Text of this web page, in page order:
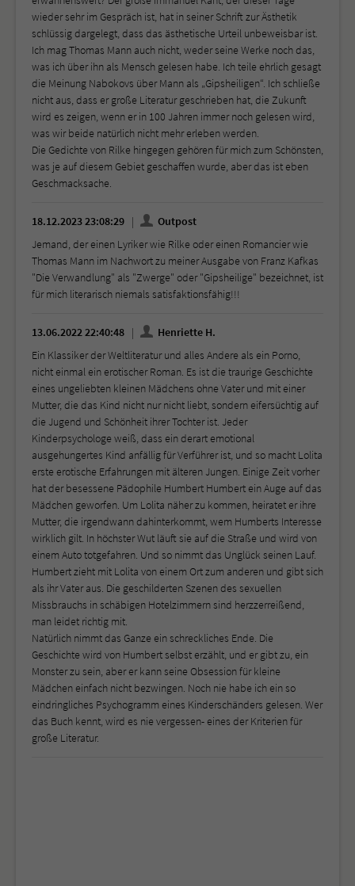
wieder sehr im Gespräch ist, hat in seiner Schrift zur Ästhetik
schlüssig dargelegt, dass das ästhetische Urteil unbeweisbar ist.
Ich mag Thomas Mann auch nicht, weder seine Werke noch das,
was ich über ihn als Mensch gelesen habe. Ich teile ehrlich gesagt
die Meinung Nabokovs über Mann als „Gipsheiligen“. Ich schließe
nicht aus, dass er große Literatur geschrieben hat, die Zukunft
wird es zeigen, wenn er in 100 Jahren immer noch gelesen wird,
was wir beide natürlich nicht mehr erleben werden.
Die Gedichte von Rilke hingegen gehören für mich zum Schönsten,
was je auf diesem Gebiet geschaffen wurde, aber das ist eben
Geschmacksache.
18.12.2023 23:08:29
Outpost
Jemand, der einen Lyriker wie Rilke oder einen Romancier wie
Thomas Mann im Nachwort zu meiner Ausgabe von Franz Kafkas
"Die Verwandlung" als "Zwerge" oder "Gipsheilige" bezeichnet, ist
für mich literarisch niemals satisfaktionsfähig!!!
13.06.2022 22:40:48
Henriette H.
Ein Klassiker der Weltliteratur und alles Andere als ein Porno,
nicht einmal ein erotischer Roman. Es ist die traurige Geschichte
eines ungeliebten kleinen Mädchens ohne Vater und mit einer
Mutter, die das Kind nicht nur nicht liebt, sondern eifersüchtig auf
die Jugend und Schönheit ihrer Tochter ist. Jeder
Kinderpsychologe weiß, dass ein derart emotional
ausgehungertes Kind anfällig für Verführer ist, und so macht Lolita
erste erotische Erfahrungen mit älteren Jungen. Einige Zeit vorher
hat der besessene Pädophile Humbert Humbert ein Auge auf das
Mädchen geworfen. Um Lolita näher zu kommen, heiratet er ihre
Mutter, die irgendwann dahinterkommt, wem Humberts Interesse
wirklich gilt. In höchster Wut läuft sie auf die Straße und wird von
einem Auto totgefahren. Und so nimmt das Unglück seinen Lauf.
Humbert zieht mit Lolita von einem Ort zum anderen und gibt sich
als ihr Vater aus. Die geschilderten Szenen des sexuellen
Missbrauchs in schäbigen Hotelzimmern sind herzzerreißend,
man leidet richtig mit.
Natürlich nimmt das Ganze ein schreckliches Ende. Die
Geschichte wird von Humbert selbst erzählt, und er gibt zu, ein
Monster zu sein, aber er kann seine Obsession für kleine
Mädchen einfach nicht bezwingen. Noch nie habe ich ein so
eindringliches Psychogramm eines Kinderschänders gelesen. Wer
das Buch kennt, wird es nie vergessen- eines der Kriterien für
große Literatur.